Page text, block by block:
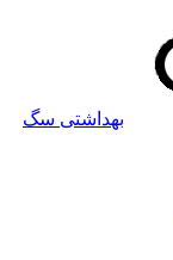
بهداشتی سگ